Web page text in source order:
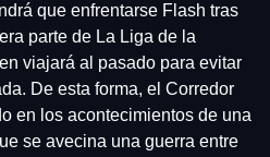
que enfrentarse Flash tras
parte de La Liga de la
viajará al pasado para evitar
De esta forma, el Corredor
en los acontecimientos de una
se avecina una guerra entre